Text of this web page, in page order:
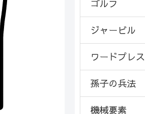
ゴルフ
ジャービル
ワードプレス
孫子の兵法
機械要素